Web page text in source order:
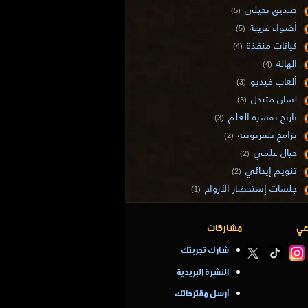
صديق تخيلي (5)
أضواء غريبة (5)
كيانات منقذة (4)
الهالة (4)
ألعاب فيديو (3)
لسان متبدل (3)
تاريخ يفسره العلم (3)
برامج تلفزيونية (2)
خيال علمي (2)
تنويم إيحائي (2)
جلسات إستحضار الأرواح (1)
مشاركات
شارك تجربتك
النشرة البريدية
أرسل مقترحاتك